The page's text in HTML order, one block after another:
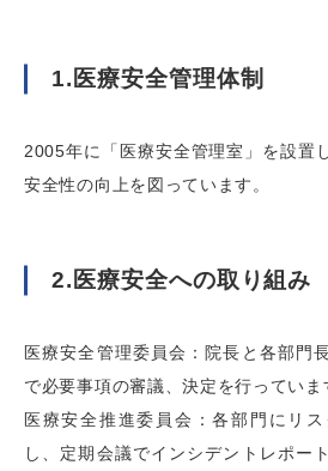
1.医療安全管理体制
2005年に「医療安全管理室」を設置
安全性の向上を図っています。
2.医療安全への取り組み
医療安全管理委員会：院長と各部門
で必要事項の審議、決定を行っていま
医療安全推進委員会：各部門にリ
し、定期会議でインシデントレポー